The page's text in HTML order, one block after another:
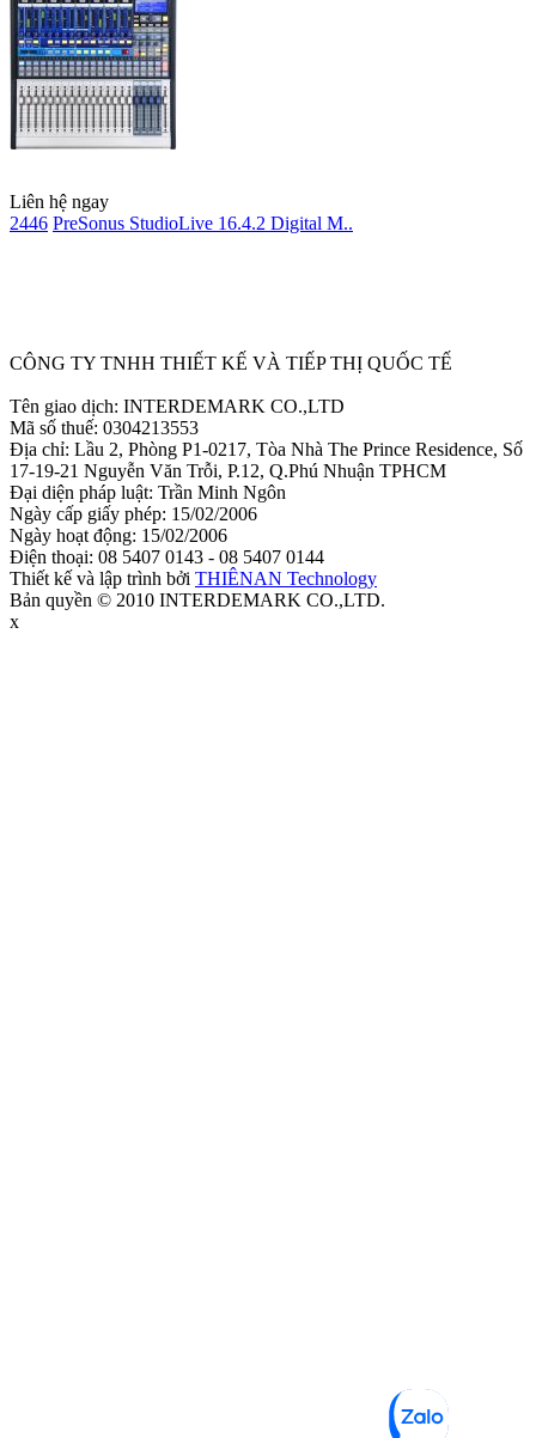
Liên hệ ngay
2446 PreSonus StudioLive 16.4.2 Digital M..
CÔNG TY TNHH THIẾT KẾ VÀ TIẾP THỊ QUỐC TẾ
Tên giao dịch: INTERDEMARK CO.,LTD
Mã số thuế: 0304213553
Địa chỉ: Lầu 2, Phòng P1-0217, Tòa Nhà The Prince Residence, Số
17-19-21 Nguyễn Văn Trỗi, P.12, Q.Phú Nhuận TPHCM
Đại diện pháp luật: Trần Minh Ngôn
Ngày cấp giấy phép: 15/02/2006
Ngày hoạt động: 15/02/2006
Điện thoại: 08 5407 0143 - 08 5407 0144
Thiết kế và lập trình bởi THIÊNAN Technology
Bản quyền © 2010 INTERDEMARK CO.,LTD.
x